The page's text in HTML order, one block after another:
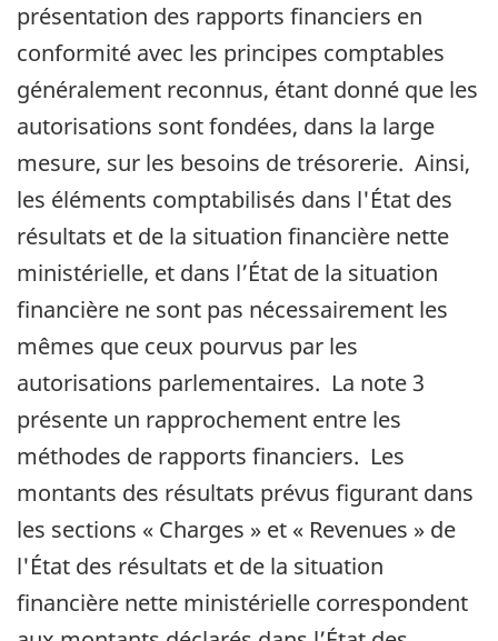
présentation des rapports financiers en
conformité avec les principes comptables
généralement reconnus, étant donné que les
autorisations sont fondées, dans la large
mesure, sur les besoins de trésorerie. Ainsi,
les éléments comptabilisés dans l'État des
résultats et de la situation financière nette
ministérielle, et dans l’État de la situation
financière ne sont pas nécessairement les
mêmes que ceux pourvus par les
autorisations parlementaires. La note 3
présente un rapprochement entre les
méthodes de rapports financiers. Les
montants des résultats prévus figurant dans
les sections « Charges » et « Revenues » de
l'État des résultats et de la situation
financière nette ministérielle correspondent